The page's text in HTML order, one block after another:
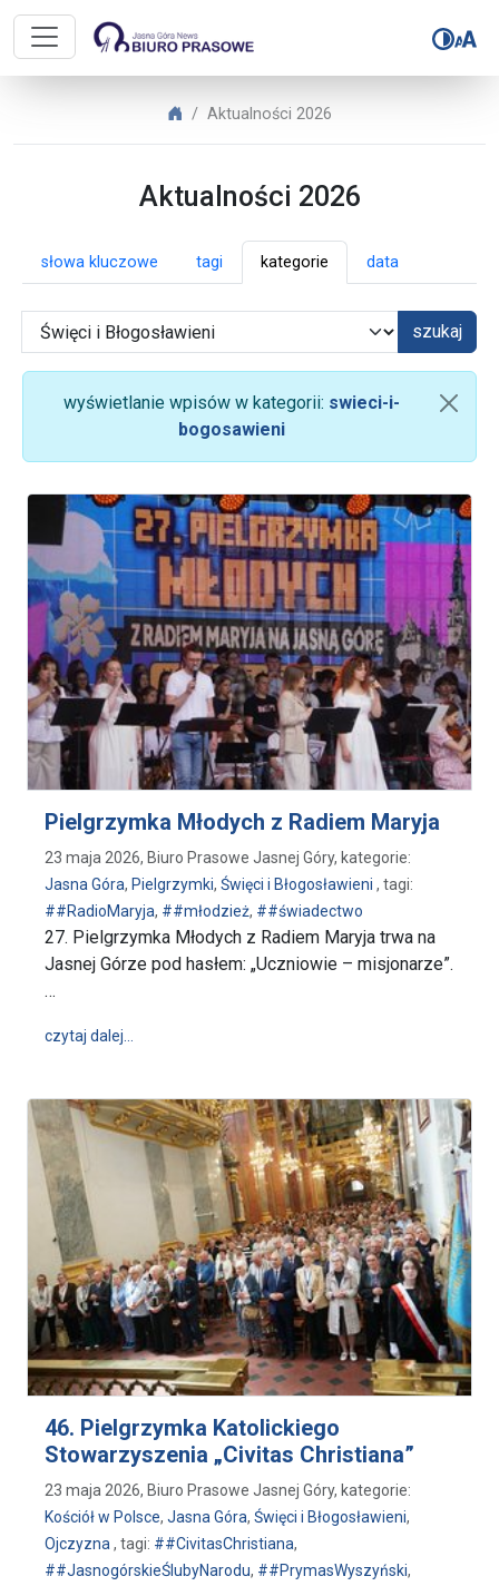
Biuro Prasowe Jasnej Góry –
Biuro Prasowe Jasnej Góry
Aktualności 2026
Aktualności 2026
słowa kluczowe tagi kategorie data
szukaj
wyświetlanie wpisów w kategorii: swieci-i-
bogosawieni
Pielgrzymka Młodych z Radiem Maryja
23 maja 2026, Biuro Prasowe Jasnej Góry, kategorie:
Jasna Góra, Pielgrzymki, Święci i Błogosławieni , tagi:
##RadioMaryja, ##młodzież, ##świadectwo
27. Pielgrzymka Młodych z Radiem Maryja trwa na
Jasnej Górze pod hasłem: „Uczniowie – misjonarze”.
…
czytaj dalej…
46. Pielgrzymka Katolickiego
Stowarzyszenia „Civitas Christiana”
23 maja 2026, Biuro Prasowe Jasnej Góry, kategorie:
Kościół w Polsce, Jasna Góra, Święci i Błogosławieni,
Ojczyzna , tagi: ##CivitasChristiana,
##JasnogórskieŚlubyNarodu, ##PrymasWyszyński,